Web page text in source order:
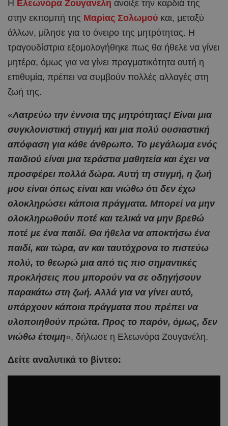
Η Ελεωνόρα Ζουγανέλη άνοιξε την καρδιά της
στην εκπομπή της Μαρίας Σολωμού και, μεταξύ
άλλων, μίλησε για το όνειρο της μητρότητας. Η
τραγουδίστρια εξομολογήθηκε πως θα ήθελε να γίνει
μητέρα, όμως για να γίνει πραγματικότητα αυτή η
επιθυμία, πρέπει να συμβούν πολλές αλλαγές στη
ζωή της.
«Λατρεύω την έννοια της μητρότητας! Είναι μια
συγκλονιστική στιγμή και μια πολύ ουσιαστική
απόφαση για κάθε άνθρωπο. Το μεγάλωμα ενός
παιδιού είναι μια τεράστια μαθητεία και έχει να
προσφέρει πολλά δώρα. Αυτή τη στιγμή, η ζωή
μου είναι όπως είναι και νιώθω ότι δεν έχω
ολοκληρώσει κάποια πράγματα. Μπορεί να μην
ολοκληρωθούν ποτέ και τελικά να μην βρεθώ
ποτέ με ένα παιδί. Θα ήθελα να αποκτήσω ένα
παιδί, και τώρα, αν και ταυτόχρονα το πιστεύω
πολύ, το θεωρώ μια από τις πιο σημαντικές
προκλήσεις που μπορούν να σε οδηγήσουν
παρακάτω στη ζωή. Αλλά για να γίνει αυτό,
υπάρχουν κάποια πράγματα που πρέπει να
υλοποιηθούν πρώτα. Προς το παρόν, όμως, δεν
νιώθω έτοιμη», δήλωσε η Ελεωνόρα Ζουγανέλη.
Δείτε αναλυτικά το βίντεο: